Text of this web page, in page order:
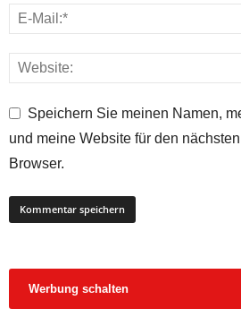
Speichern Sie meinen Namen,
und meine Website für den
Browser.
Werbung schalten